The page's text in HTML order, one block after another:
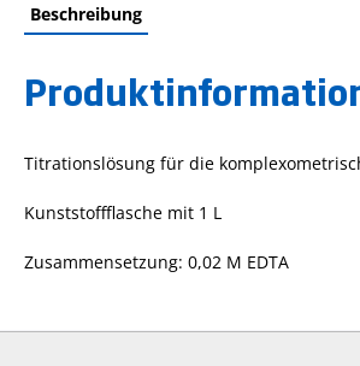
Beschreibung
Titrationslösung für die
Kunststoffflasche mit 1 L
Zusammensetzung: 0,02 M EDTA